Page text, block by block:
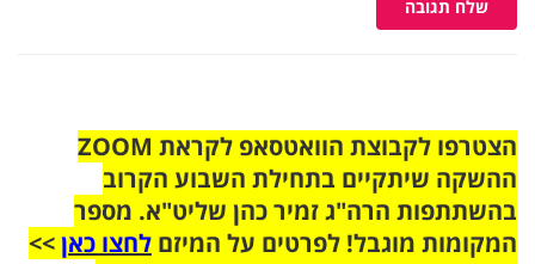
שלח תגובה
הצטרפו לקבוצת הוואטסאפ לקראת ZOOM
ההשקה שיתקיים בתחילת השבוע הקרוב
בהשתתפות הרה"ג זמיר כהן שליט"א. מספר
המקומות מוגבל! לפרטים על המיזם לחצו כאן>>